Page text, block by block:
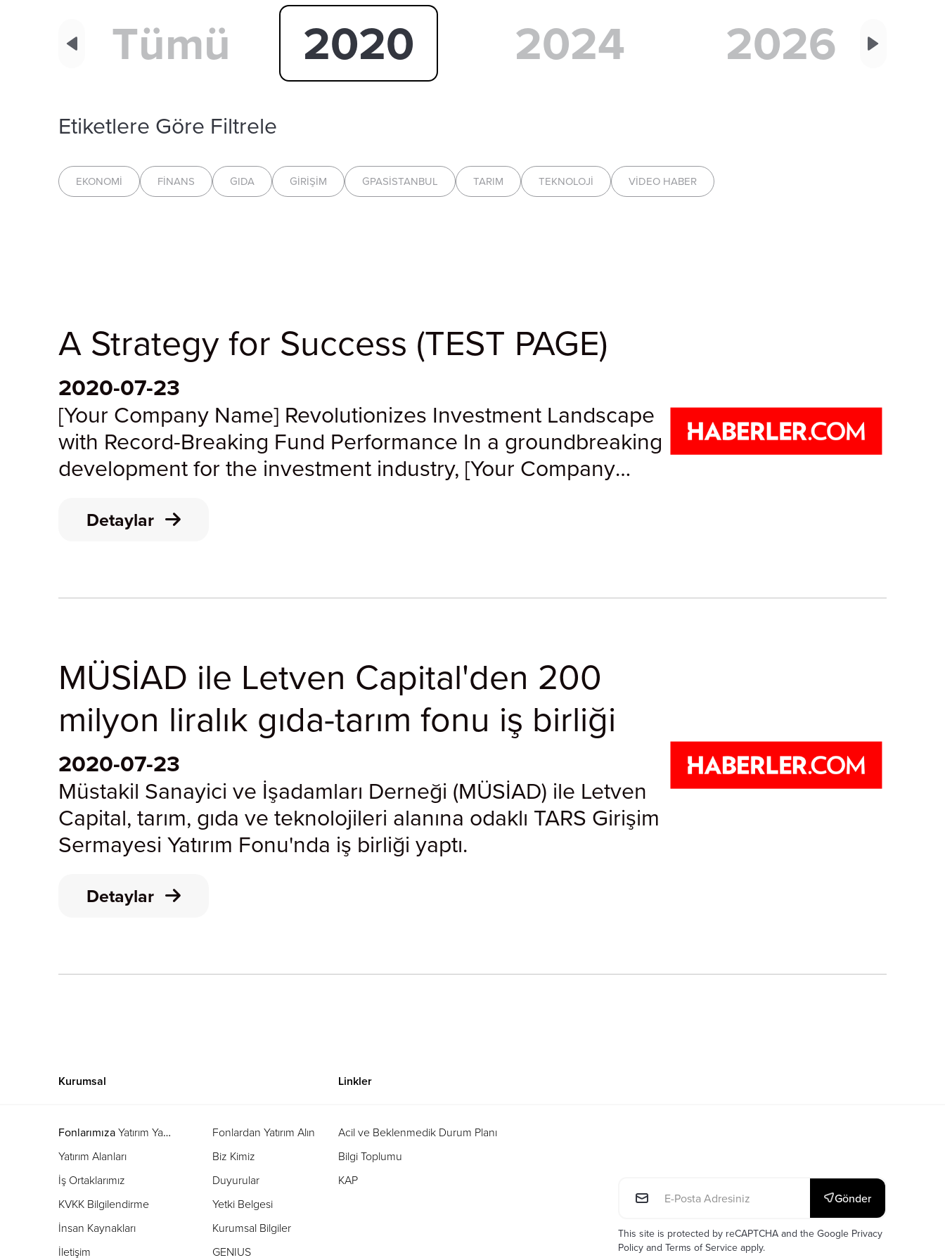
Tümü 2020 2024 2026
Etiketlere Göre Filtrele
EKONOMI FINANS GIDA GIRIŞIM GPASİSTANBUL TARIM TEKNOLOJI VIDEO HABER
A Strategy for Success (TEST PAGE)
2020-07-23
[Your Company Name] Revolutionizes Investment Landscape
with Record-Breaking Fund Performance In a groundbreaking
development for the investment industry, [Your Company
its position as a leader in innovative financial strat
Detaylar
MÜSİAD ile Letven Capital'den 200
milyon liralık gıda-tarım fonu iş birliği
2020-07-23
Müstakil Sanayici ve İşadamları Derneği (MÜSİAD) ile Letven
Capital, tarım, gıda ve teknolojileri alanına odaklı TARS Girişim
Sermayesi Yatırım Fonu'nda iş birliği yaptı.
Detaylar
Kurumsal
FonlarımızaYatırım Yapın
Fonlardan Yatırım Alın
Yatırım Alanları
Biz Kimiz
İş Ortaklarımız
Duyurular
KVKK Bilgilendirme
Yetki Belgesi
İnsan Kaynakları
Kurumsal Bilgiler
İletişim
GENIUS
Linkler
Acil ve Beklenmedik Durum Planı
Bilgi Toplumu
KAP
E-posta: *
Gönder
This site is protected by reCAPTCHA and the Google Privacy
Policyand Terms of Serviceapply.